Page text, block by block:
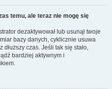
temu, ale teraz nie mogę się
dezaktywował lub usunął twoje
bazy danych, cyklicznie usuwa
czas. Jeśli tak się stało,
bardziej aktywnym i